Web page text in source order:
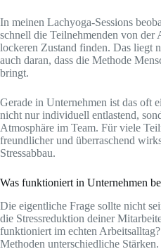
In meinen Lachyoga-Sessions
schnell die Teilnehmenden von der
lockeren Zustand finden. Das liegt
auch daran, dass die Methode
bringt.
Gerade in Unternehmen ist das oft
nicht nur individuell entlastend,
Atmosphäre im Team. Für viele
freundlicher und überraschend
Stressabbau.
Was funktioniert in Unternehmen
Die eigentliche Frage sollte nicht
die Stressreduktion deiner
funktioniert im echten
Methoden unterschiedliche Stärken.